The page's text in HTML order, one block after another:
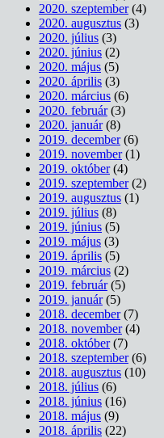
2020. szeptember(4)
2020. augusztus (3)
2020. július (3)
2020. június (2)
2020. május (5)
2020. április (3)
2020. március (6)
2020. február(3)
2020. január(8)
2019. december(6)
2019. november(1)
2019. október(4)
2019. szeptember(2)
2019. augusztus (1)
2019. július (8)
2019. június (5)
2019. május (3)
2019. április (5)
2019. március (2)
2019. február(5)
2019. január(5)
2018. december(7)
2018. november(4)
2018. október(7)
2018. szeptember(6)
2018. augusztus (10)
2018. július (6)
2018. június (16)
2018. május (9)
2018. április (22)